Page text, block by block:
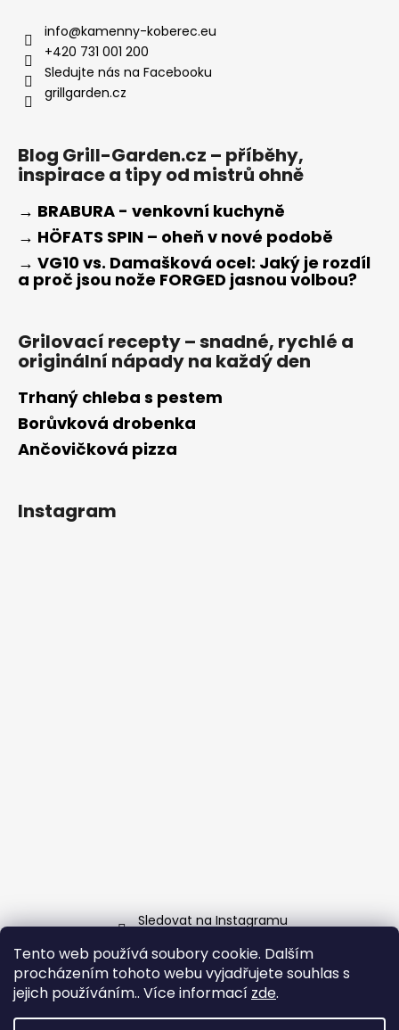
Tento web používá soubory cookie. Dalším
procházením tohoto webu vyjadřujete souhlas s
jejich používáním.. Více informací zde.
info@kamenny-koberec.eu
+420 731 001 200
Sledujte nás na Facebooku
grillgarden.cz
Blog Grill-Garden.cz – příběhy,
inspirace a tipy od mistrů ohně
→ BRABURA - venkovní kuchyně
→ HÖFATS SPIN – oheň v nové podobě
→ VG10 vs. Damašková ocel: Jaký je rozdíl
a proč jsou nože FORGED jasnou volbou?
Grilovací recepty – snadné, rychlé a
originální nápady na každý den
Trhaný chleba s pestem
Borůvková drobenka
Ančovičková pizza
Instagram
Sledovat na Instagramu
Facebook